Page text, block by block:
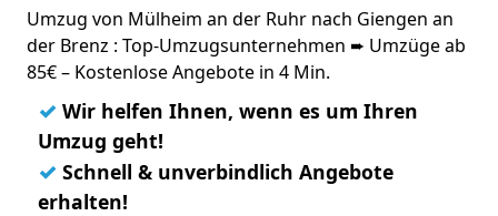
Umzug von Mülheim an der Ruhr nach Giengen an
der Brenz : Top-Umzugsunternehmen ➨ Umzüge ab
85€ – Kostenlose Angebote in 4 Min.
✓ Wir helfen Ihnen, wenn es um Ihren
Umzug geht!
✓ Schnell & unverbindlich Angebote
erhalten!